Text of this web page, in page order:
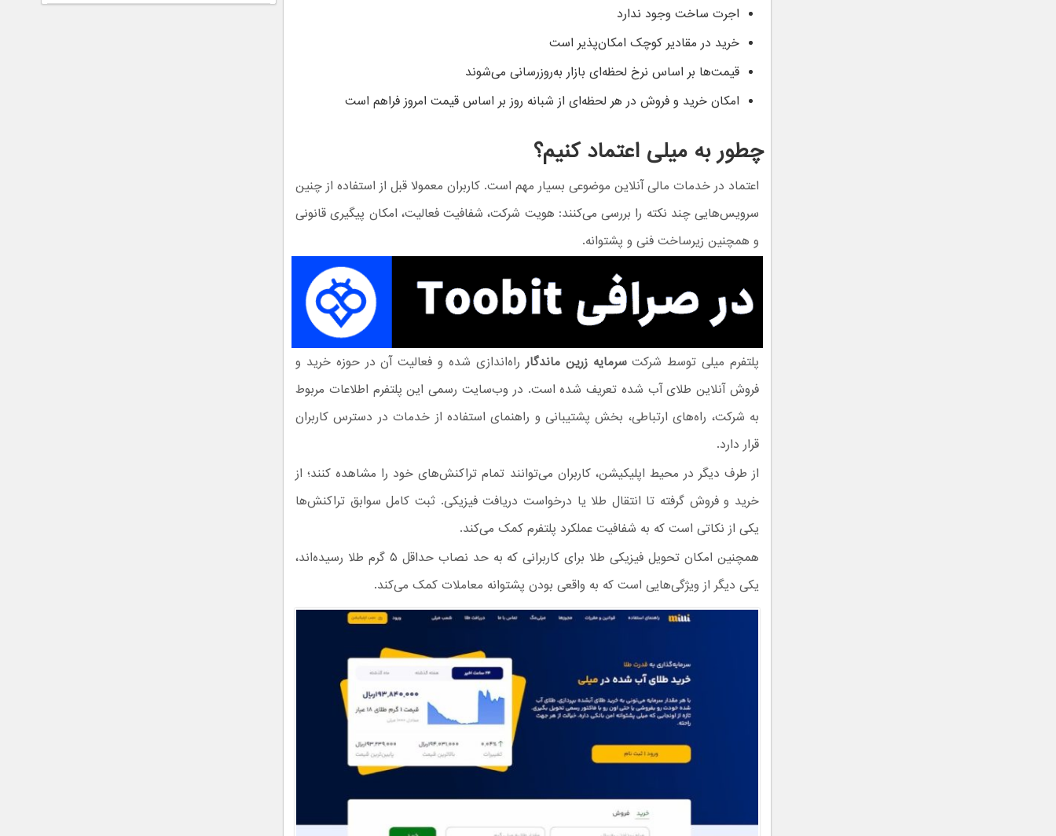
اجرت ساخت وجود ندارد
خرید در مقادیر کوچک امکان‌پذیر است
قیمت‌ها بر اساس نرخ لحظه‌ای بازار به‌روزرسانی می‌شوند
امکان خرید و فروش در هر لحظه‌ای از شبانه روز بر اساس قیمت امروز فراهم است
چطور به میلی اعتماد کنیم؟
اعتماد در خدمات مالی آنلاین موضوعی بسیار مهم است. کاربران معمولا قبل از استفاده از چنین
سرویس‌هایی چند نکته را بررسی می‌کنند: هویت شرکت، شفافیت فعالیت، امکان پیگیری قانونی
و همچنین زیرساخت فنی و پشتوانه.
پلتفرم میلی توسط شرکتسرمایه زرین ماندگار راه‌اندازی شده و فعالیت آن در حوزه خرید و
فروش آنلاین طلای آب شده تعریف شده است. در وب‌سایت رسمی این پلتفرم اطلاعات مربوط
به شرکت، راه‌های ارتباطی، بخش پشتیبانی و راهنمای استفاده از خدمات در دسترس کاربران
قرار دارد.
از طرف دیگر در محیط اپلیکیشن، کاربران می‌توانند تمام تراکنش‌های خود را مشاهده کنند؛ از
خرید و فروش گرفته تا انتقال طلا یا درخواست دریافت فیزیکی. ثبت کامل سوابق تراکنش‌ها
یکی از نکاتی است که به شفافیت عملکرد پلتفرم کمک می‌کند.
همچنین امکان تحویل فیزیکی طلا برای کاربرانی که به حد نصاب حداقل ۵ گرم طلا رسیده‌اند،
یکی دیگر از ویژگی‌هایی است که به واقعی بودن پشتوانه معاملات کمک می‌کند.